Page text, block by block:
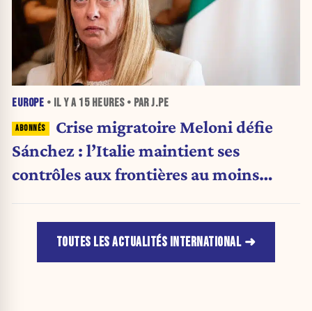
EUROPE • IL Y A 15 HEURES• PAR J.PE
Crise migratoire Meloni défie
Sánchez : l’Italie maintient ses
contrôles aux frontières au moins
TOUTES LES ACTUALITÉS INTERNATIONAL